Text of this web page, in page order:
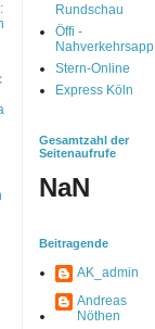
Rundschau
Öffi -
Nahverkehrsapp
Stern-Online
Express Köln
Gesamtzahl der
Seitenaufrufe
NaN
Beitragende
AK_admin
Andreas
Nöthen